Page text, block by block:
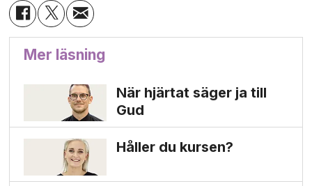
Mer läsning
När hjärtat säger ja till
Gud
Håller du kursen?